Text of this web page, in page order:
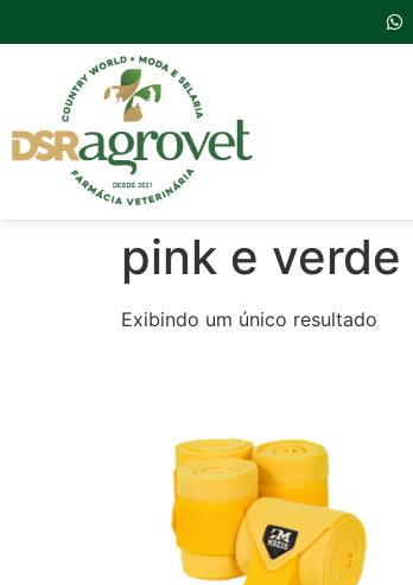
pink e verde
Exibindo um único resultado